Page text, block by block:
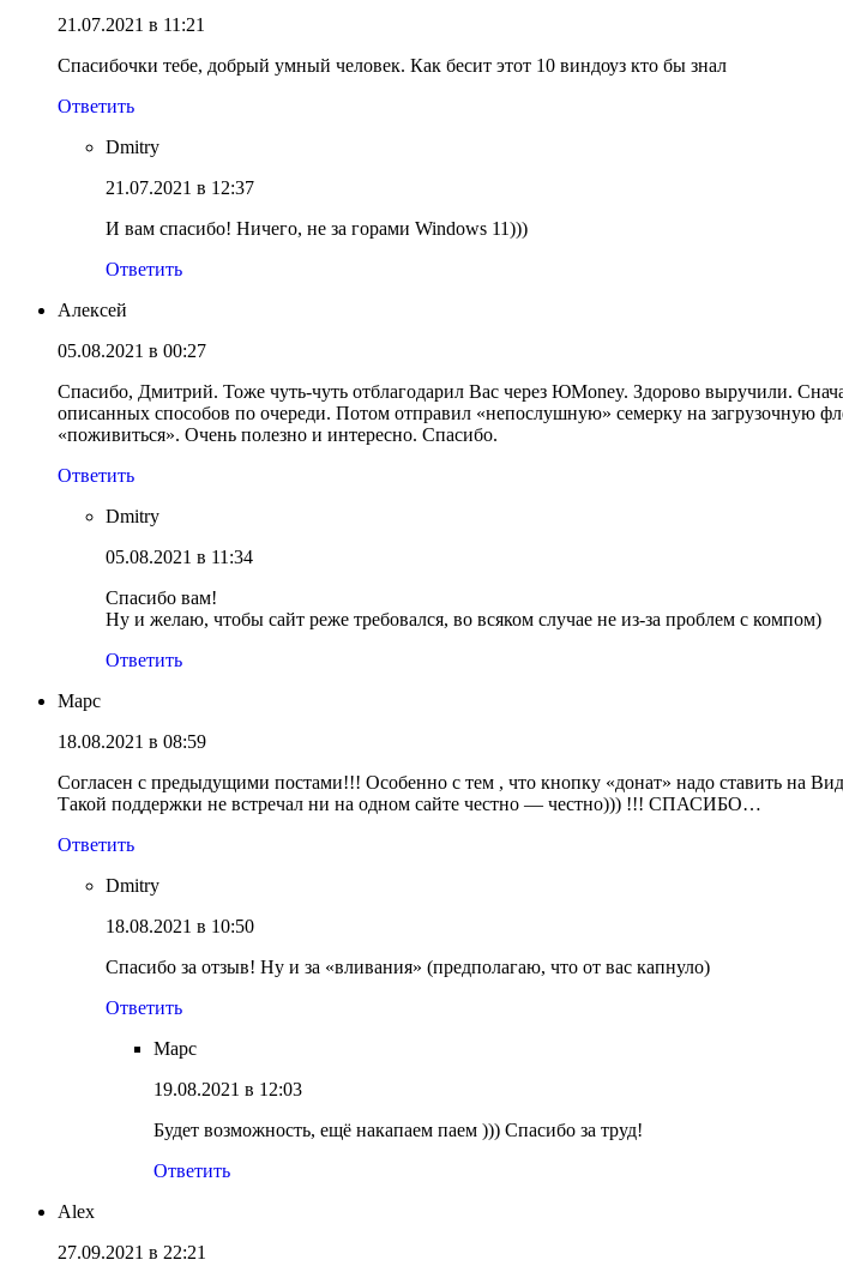
21.07.2021 в 11:21
Спасибочки тебе, добрый умный человек. Как бесит этот 10 виндоуз кто бы знал
Ответить
Dmitry
21.07.2021 в 12:37
И вам спасибо! Ничего, не за горами Windows 11)))
Ответить
Алексей
05.08.2021 в 00:27
Спасибо, Дмитрий. Тоже чуть-чуть отблагодарил Вас через ЮMoney. Здорово выручили.
описанных способов по очереди. Потом отправил «непослушную» семерку на загрузочную
«поживиться». Очень полезно и интересно. Спасибо.
Ответить
Dmitry
05.08.2021 в 11:34
Спасибо вам!
Ну и желаю, чтобы сайт реже требовался, во всяком случае не из-за проблем с компом)
Ответить
Марс
18.08.2021 в 08:59
Согласен с предыдущими постами!!! Особенно с тем , что кнопку «донат» надо ставить на
Такой поддержки не встречал ни на одном сайте честно — честно))) !!! СПАСИБО…
Ответить
Dmitry
18.08.2021 в 10:50
Спасибо за отзыв! Ну и за «вливания» (предполагаю, что от вас капнуло)
Ответить
Марс
19.08.2021 в 12:03
Будет возможность, ещё накапаем паем ))) Спасибо за труд!
Ответить
Alex
27.09.2021 в 22:21